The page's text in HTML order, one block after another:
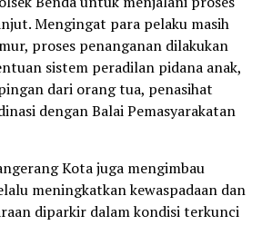
Mengingat para pelaku masih
proses penanganan dilakukan
sistem peradilan pidana anak,
dari orang tua, penasihat
dengan Balai Pemasyarakatan
Kota juga mengimbau
meningkatkan kewaspadaan dan
diparkir dalam kondisi terkunci